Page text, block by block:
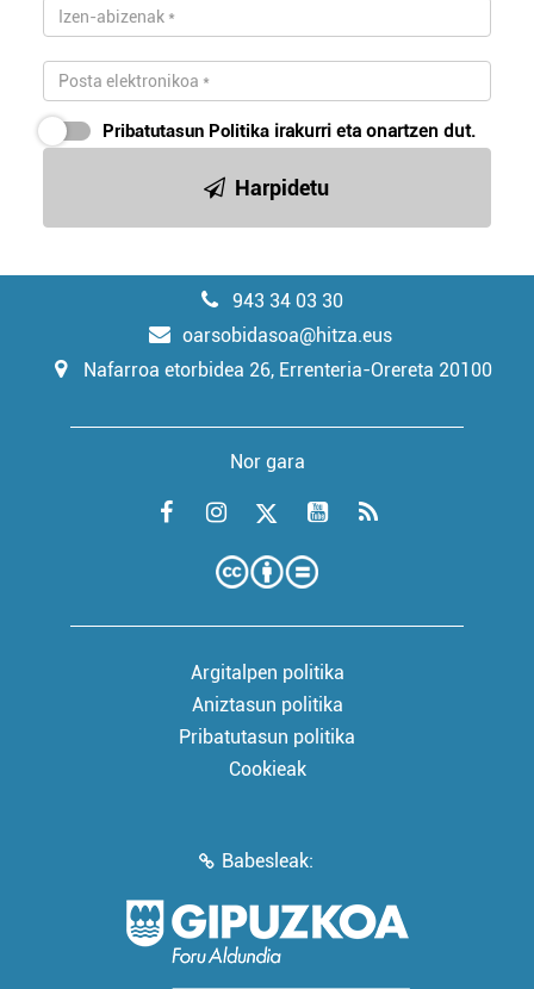
Pribatutasun Politika irakurri eta onartzen dut.
Harpidetu
943 34 03 30
oarsobidasoa@hitza.eus
Nafarroa etorbidea 26, Errenteria-Orereta 20100
Nor gara
Argitalpen politika
Aniztasun politika
Pribatutasun politika
Cookieak
Babesleak: